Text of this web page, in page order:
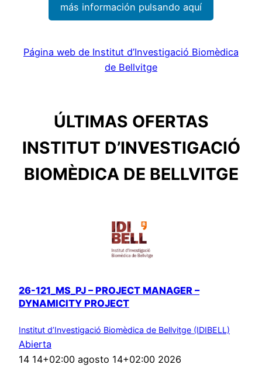
más información pulsando aquí
Página web de Institut d’Investigació Biomèdica
de Bellvitge
ÚLTIMAS OFERTAS
INSTITUT D’INVESTIGACIÓ
BIOMÈDICA DE BELLVITGE
26-121_MS_PJ – PROJECT MANAGER –
DYNAMICITY PROJECT
Institut d’Investigació Biomèdica de Bellvitge (IDIBELL)
Abierta
14 14+02:00 agosto 14+02:00 2026